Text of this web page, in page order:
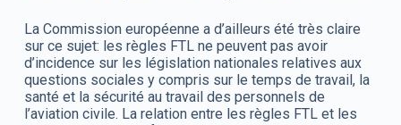
La Commission européenne a d’ailleurs été très claire
sur ce sujet: les règles FTL ne peuvent pas avoir
d’incidence sur les législation nationales relatives aux
questions sociales y compris sur le temps de travail, la
santé et la sécurité au travail des personnels de
l’aviation civile. La relation entre les règles FTL et les